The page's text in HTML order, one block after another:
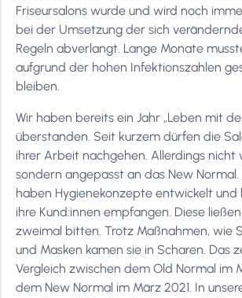
Friseursalons wurde und wird noch
bei der Umsetzung der sich
Regeln abverlangt. Lange Monate
aufgrund der hohen Infektionszahlen
bleiben.
Wir haben bereits ein Jahr „Leben mit
überstanden. Seit kurzem dürfen die
ihrer Arbeit nachgehen. Allerdings nicht
sondern angepasst an das New Normal.
haben Hygienekonzepte entwickelt und
ihre Kund:innen empfangen. Diese
zweimal bitten. Trotz Maßnahmen, wie
und Masken kamen sie in Scharen. Das
Vergleich zwischen dem Old Normal im
dem New Normal im März 2021. In